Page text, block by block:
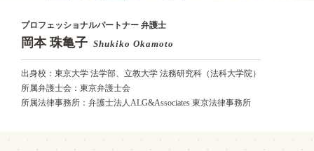
プロフェッショナルパートナー 弁護士
岡本 珠亀子 Shukiko Okamoto
出身校：東京大学 法学部、立教大学 法務研究科（法科大学院）
所属弁護士会：東京弁護士会
所属法律事務所：弁護士法人ALG&Associates 東京法律事務所